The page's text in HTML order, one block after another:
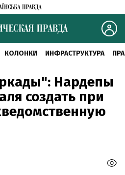
КОЛОНКИ ИНФРАСТРУКТУРА
Нардепы
создать при